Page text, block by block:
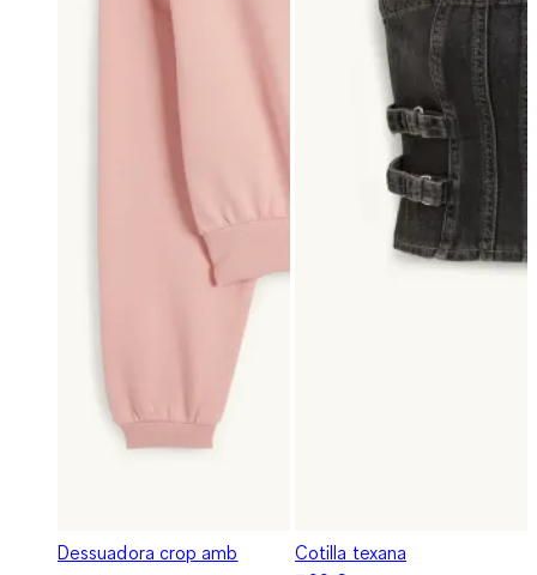
Dessuadora crop amb
Cotilla texana